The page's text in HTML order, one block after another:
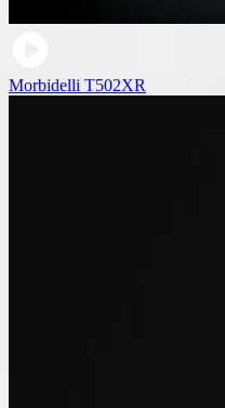
Morbidelli T502XR